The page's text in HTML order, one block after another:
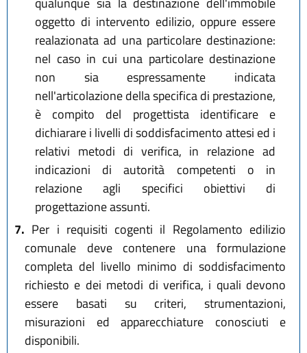
oggetto di intervento edilizio, oppure essere
realazionata ad una particolare destinazione:
nel caso in cui una particolare destinazione
non sia espressamente indicata
nell'articolazione della specifica di prestazione,
è compito del progettista identificare e
dichiarare i livelli di soddisfacimento attesi ed i
relativi metodi di verifica, in relazione ad
indicazioni di autorità competenti o in
relazione agli specifici obiettivi di
progettazione assunti.
7. Per i requisiti cogenti il Regolamento edilizio
comunale deve contenere una formulazione
completa del livello minimo di soddisfacimento
richiesto e dei metodi di verifica, i quali devono
essere basati su criteri, strumentazioni,
misurazioni ed apparecchiature conosciuti e
disponibili.